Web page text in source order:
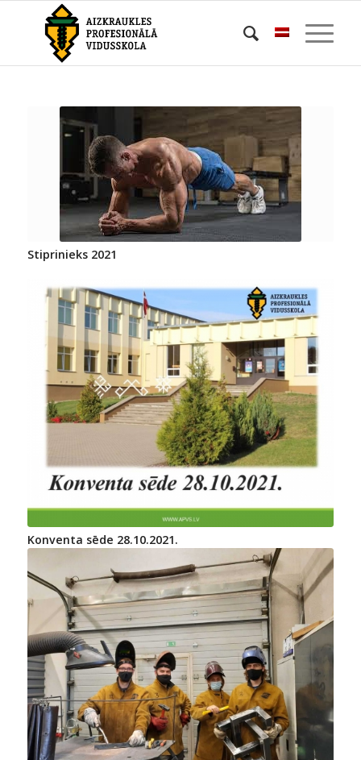
Stiprinieks 2021
Konventa sēde 28.10.2021.